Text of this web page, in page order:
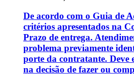
De acordo com o Guia de
critérios apresentados na
Prazo de entrega.
problema previamente
porte da contratante. Deve
na decisão de fazer ou